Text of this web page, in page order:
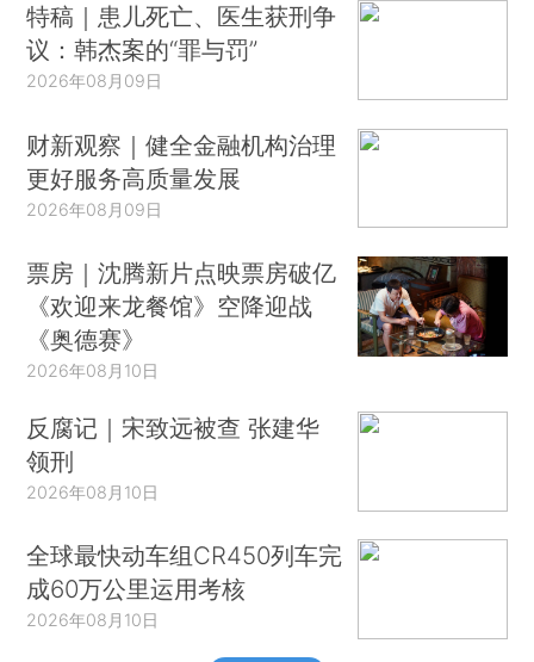
特稿｜患儿死亡、医生获刑争
议：韩杰案的“罪与罚”
2026年08月09日
财新观察｜健全金融机构治理
更好服务高质量发展
2026年08月09日
票房｜沈腾新片点映票房破亿
《欢迎来龙餐馆》空降迎战
《奥德赛》
2026年08月10日
反腐记｜宋致远被查 张建华
领刑
2026年08月10日
全球最快动车组CR450列车完
成60万公里运用考核
2026年08月10日